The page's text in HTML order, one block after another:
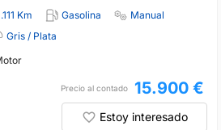
Km Gasolina
Manual
Gris / Plata
Precio al contado 15.900 €
Estoy interesado